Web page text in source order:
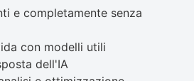
e completamente senza
con modelli utili
dell'IA